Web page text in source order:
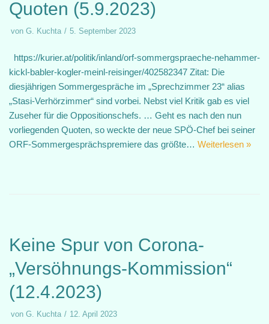
Quoten (5.9.2023)
von G. Kuchta 5. September 2023
https://kurier.at/politik/inland/orf-sommergspraeche-nehammer-
kickl-babler-kogler-meinl-reisinger/402582347 Zitat: Die
diesjährigen Sommergespräche im „Sprechzimmer 23“ alias
„Stasi-Verhörzimmer“ sind vorbei. Nebst viel Kritik gab es viel
Zuseher für die Oppositionschefs. … Geht es nach den nun
vorliegenden Quoten, so weckte der neue SPÖ-Chef bei seiner
ORF-Sommergesprächspremiere das größte… Weiterlesen »
Keine Spur von Corona-
„Versöhnungs-Kommission“
(12.4.2023)
von G. Kuchta 12. April 2023